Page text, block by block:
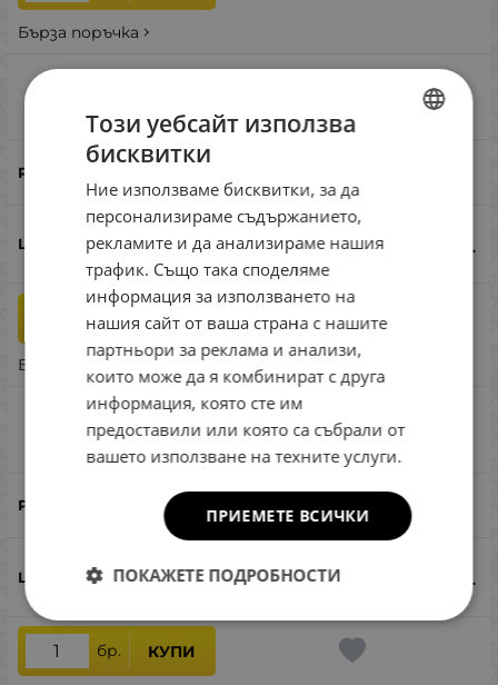
Бърза поръчка
0.60€ / лв.
бр. КУПИ
Бърза поръчка
SG Ball Jighead #7/0 5g
Сравни
#7/0
1.10 лв.
бр. КУПИ
Този уебсайт използва
бисквитки
Ние използваме бисквитки, за да
персонализираме съдържанието,
рекламите и да анализираме нашия
трафик. Също така споделяме
информация за използването на
нашия сайт от ваша страна с нашите
партньори за реклама и анализи,
които може да я комбинират с друга
информация, която сте им
предоставили или която са събрали от
вашето използване на техните услуги.
ПРИЕМЕТЕ ВСИЧКИ
ПОКАЖЕТЕ ПОДРОБНОСТИ